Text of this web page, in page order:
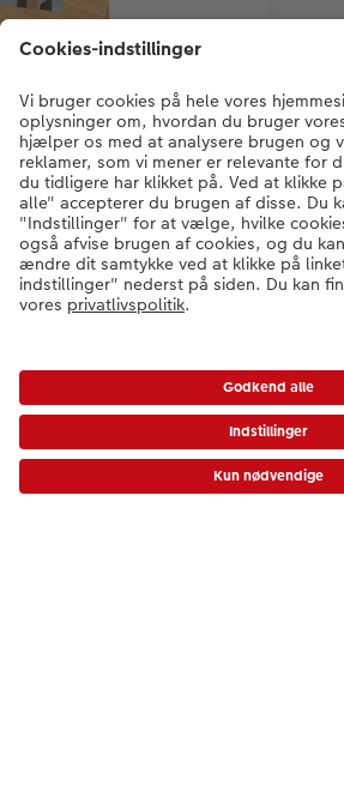
Betal med
Levering via
Kvalitet & sikkerhed
Kundeservice